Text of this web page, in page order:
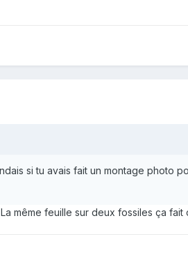
si tu avais fait un montage photo
même feuille sur deux fossiles ça fait